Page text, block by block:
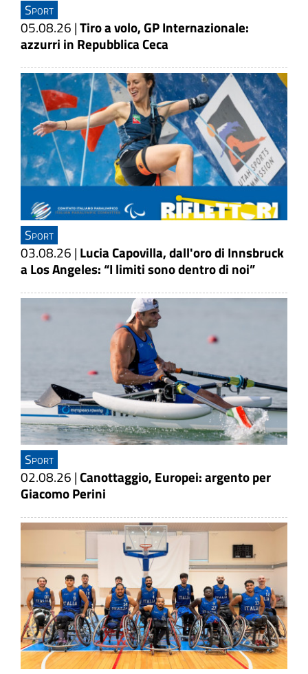
Sport
05.08.26 |Tiro a volo, GP Internazionale:
azzurri in Repubblica Ceca
Sport
03.08.26 | Lucia Capovilla, dall'oro di Innsbruck
a Los Angeles: “I limiti sono dentro di noi”
Sport
02.08.26 |Canottaggio, Europei: argento per
Giacomo Perini